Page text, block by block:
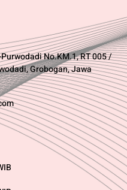
No.KM.1, RT 005 /
Grobogan, Jawa